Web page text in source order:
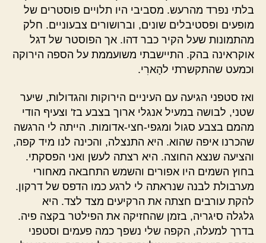
בלתי נפרד מהרעש. מסביבי היו תלויים פוסטרים של
מופעים ופסטיבלים שונים, וברושורים צבעוניים. חלק
מהתמונות שעל הקיר כבר דהו. אך הפוסטר של דגל
אוקראינה בהק. התיישבתי משועממת על הספה הירוקה
וכמעט שהתקשרתי להָארִי.
ואז סטפני הגיעה עם העיניים הירוקות והגדולות, שיער
שטני, לבושה במעיל אנגלי ארוך בצבע בז' וצעיף הודי
מהמם בצבע סגול ומגפי-חצי-אדומות. הייתה לי הרגשה
שהכרנו איפה שהוא. היא התנצלה, והכינה לנו מיד קפה,
והציעה שנצא החוצה. היא רצתה לעשן ואני הפסקתי.
בחוץ השמים היו אפורים והשמש התחבאה מאחורי
מערבולת לבנה שנראתה לי לרגע כמו הדפס של דרקון.
להקת עורבים חצתה את הרקיעים מצד לצד. היא
גלגלה סיגריה, בזמן שהחזיקה את הפילטר בקצה פיה.
בדרך למעלה, הקפה שלי נשפך כמה פעמים וסטפני